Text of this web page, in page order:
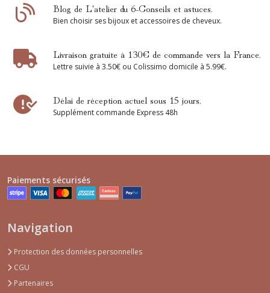
Blog de L'atelier du 6-Conseils et astuces.
Bien choisir ses bijoux et accessoires de cheveux.
Livraison gratuite à 130€ de commande vers la France.
Lettre suivie à 3.50€ ou Colissimo domicile à 5.99€.
Délai de réception actuel sous 15 jours.
Supplément commande Express 48h
Paiements sécurisés
Navigation
Protection des données personnelles
CGU
Partenaires